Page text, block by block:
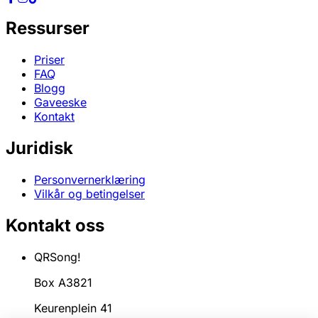
Ressurser
Priser
FAQ
Blogg
Gaveeske
Kontakt
Juridisk
Personvernerklæring
Vilkår og betingelser
Kontakt oss
QRSong!
Box A3821
Keurenplein 41